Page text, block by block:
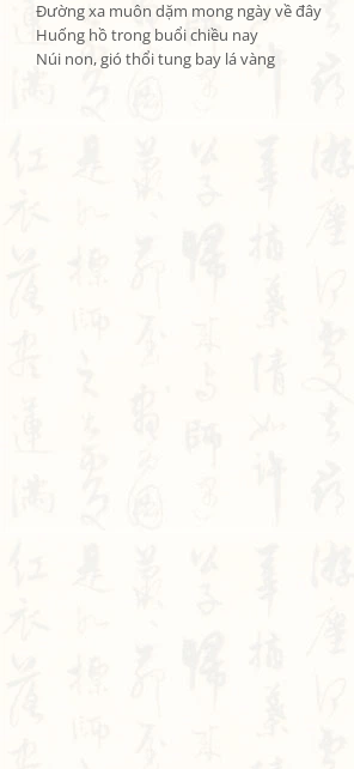
Đường xa muôn dặm mong ngày về đây
Huống hồ trong buổi chiều nay
Núi non, gió thổi tung bay lá vàng